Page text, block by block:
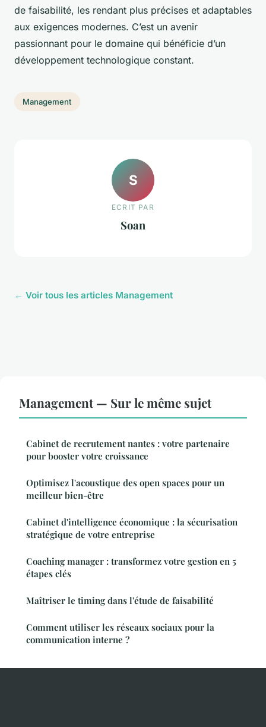
de faisabilité, les rendant plus précises et adaptables
aux exigences modernes. C’est un avenir
passionnant pour le domaine qui bénéficie d’un
développement technologique constant.
Management
S
ECRIT PAR
Soan
← Voir tous les articles Management
Management — Sur le même sujet
Cabinet de recrutement nantes : votre partenaire
pour booster votre croissance
Optimisez l'acoustique des open spaces pour un
meilleur bien-être
Cabinet d'intelligence économique : la sécurisation
stratégique de votre entreprise
Coaching manager : transformez votre gestion en 5
étapes clés
Maîtriser le timing dans l'étude de faisabilité
Comment utiliser les réseaux sociaux pour la
communication interne ?